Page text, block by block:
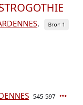
. Bron 1
545-597